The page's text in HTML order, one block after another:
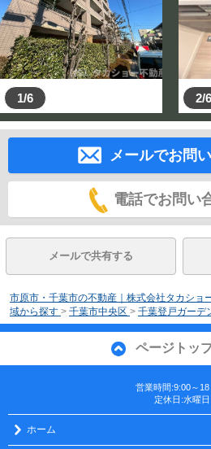
1/6 2/6
メールでお問
電話でお問い
メールで共有する
市原市・千葉市の不動産｜株式会社タカショ
域から探す > 千葉市中央区 > 千葉登戸ガーデ
ページトッ
営業時間:9:00～18
定休日:水曜日
ホーム